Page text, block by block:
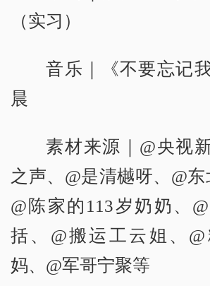
（实习）
音乐｜《不要忘记
晨
素材来源｜@央视
之声、@是清樾呀、@东
@陈家的113岁奶奶、
括、@搬运工云姐、
妈、@军哥宁聚等